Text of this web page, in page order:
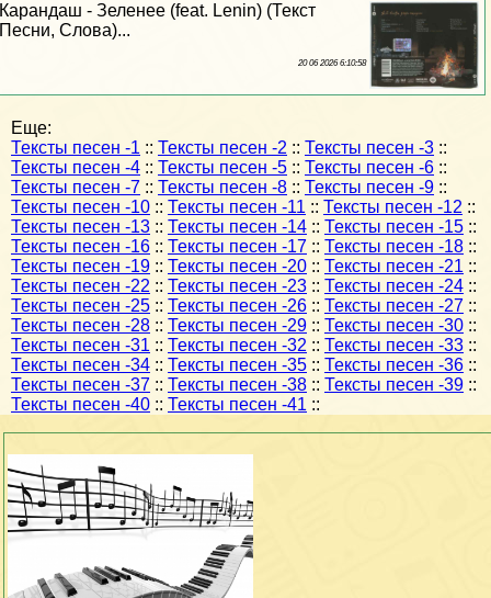
Карандаш - Зеленее (feat. Lenin) (Текст
Песни, Слова)...
20 06 2026 6:10:58
Еще:
Тексты песен -1 :: Тексты песен -2 :: Тексты песен -3 ::
Тексты песен -4 :: Тексты песен -5 :: Тексты песен -6 ::
Тексты песен -7 :: Тексты песен -8 :: Тексты песен -9 ::
Тексты песен -10 :: Тексты песен -11 :: Тексты песен -12 ::
Тексты песен -13 :: Тексты песен -14 :: Тексты песен -15 ::
Тексты песен -16 :: Тексты песен -17 :: Тексты песен -18 ::
Тексты песен -19 :: Тексты песен -20 :: Тексты песен -21 ::
Тексты песен -22 :: Тексты песен -23 :: Тексты песен -24 ::
Тексты песен -25 :: Тексты песен -26 :: Тексты песен -27 ::
Тексты песен -28 :: Тексты песен -29 :: Тексты песен -30 ::
Тексты песен -31 :: Тексты песен -32 :: Тексты песен -33 ::
Тексты песен -34 :: Тексты песен -35 :: Тексты песен -36 ::
Тексты песен -37 :: Тексты песен -38 :: Тексты песен -39 ::
Тексты песен -40 :: Тексты песен -41 ::